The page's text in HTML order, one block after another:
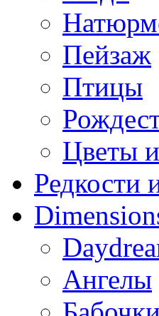
Пейзаж
Птицы
Цветы
Редкости
Ангелы